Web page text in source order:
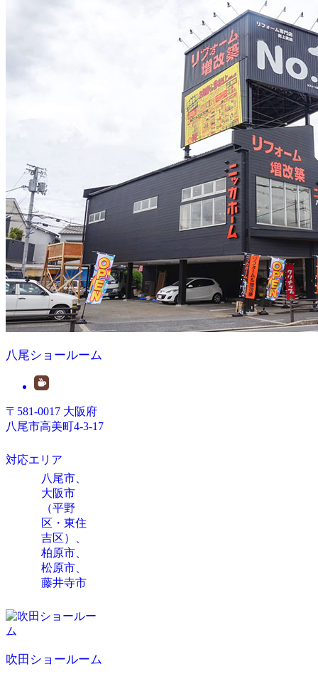
八尾ショールーム
〒581-0017 大阪府
八尾市高美町4-3-17
対応エリア
八尾市、
大阪市
（平野
区・東住
吉区）、
柏原市、
松原市、
藤井寺市
吹田ショールーム